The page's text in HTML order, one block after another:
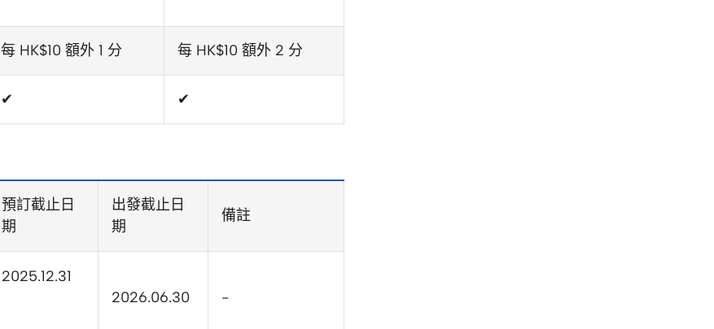
每 HK$10 額外 1 分 每 HK$10 額外 2 分
✔ ✔
預訂截止日
期
出發截止日
期
備註
2025.12.31
2026.06.30
-